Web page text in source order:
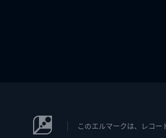
このエルマークは、レコ